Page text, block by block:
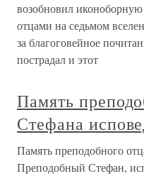
возобновил
отцами на седьмом
за благоговейное
пострадал и этот
Память
Стефана
Память преподобного
Преподобный Стефан,